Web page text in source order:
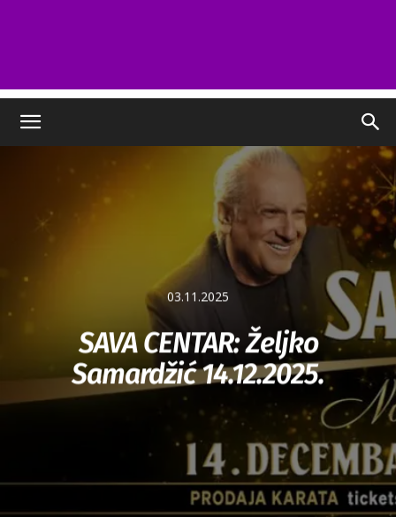
03.11.2025
SAVA CENTAR: Željko
Samardžić 14.12.2025.